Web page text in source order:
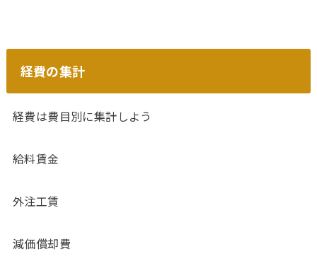
経費の集計
経費は費目別に集計しよう
給料賃金
外注工賃
減価償却費